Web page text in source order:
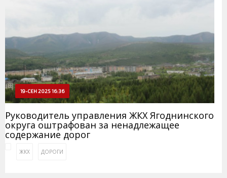
19-СЕН 2025 16:36
Руководитель управления ЖКХ Ягоднинского
округа оштрафован за ненадлежащее
содержание дорог
ЖКХ ДОРОГИ